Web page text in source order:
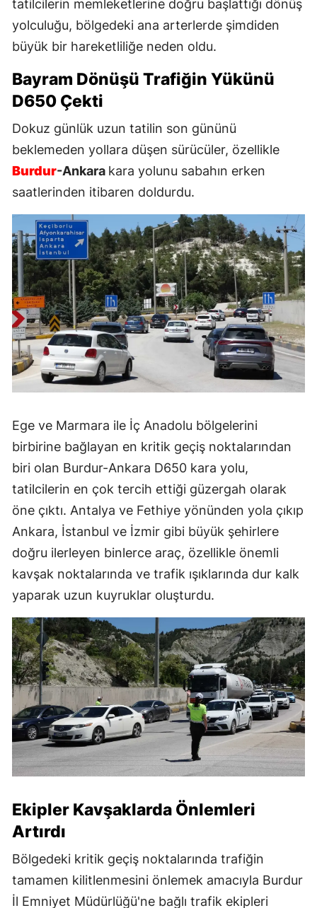
tatilcilerin memleketlerine doğru başlattığı dönüş
yolculuğu, bölgedeki ana arterlerde şimdiden
büyük bir hareketliliğe neden oldu.
Bayram Dönüşü Trafiğin Yükünü
D650 Çekti
Dokuz günlük uzun tatilin son gününü
beklemeden yollara düşen sürücüler, özellikle
Burdur-Ankara kara yolunu sabahın erken
saatlerinden itibaren doldurdu.
Ege ve Marmara ile İç Anadolu bölgelerini
birbirine bağlayan en kritik geçiş noktalarından
biri olan Burdur-Ankara D650 kara yolu,
tatilcilerin en çok tercih ettiği güzergah olarak
öne çıktı. Antalya ve Fethiye yönünden yola çıkıp
Ankara, İstanbul ve İzmir gibi büyük şehirlere
doğru ilerleyen binlerce araç, özellikle önemli
kavşak noktalarında ve trafik ışıklarında dur kalk
yaparak uzun kuyruklar oluşturdu.
Ekipler Kavşaklarda Önlemleri
Artırdı
Bölgedeki kritik geçiş noktalarında trafiğin
tamamen kilitlenmesini önlemek amacıyla Burdur
İl Emniyet Müdürlüğü'ne bağlı trafik ekipleri